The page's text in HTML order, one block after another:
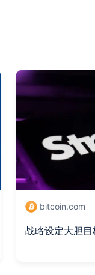
bitcoin.com
战略设定大胆目